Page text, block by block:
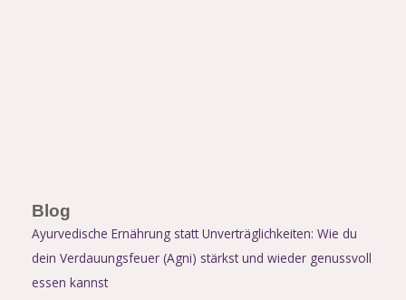
Blog
Ayurvedische Ernährung statt Unverträglichkeiten: Wie du
dein Verdauungsfeuer (Agni) stärkst und wieder genussvoll
essen kannst